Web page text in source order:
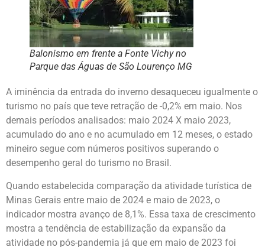
Balonismo em frente a Fonte Vichy no
Parque das Águas de São Lourenço MG
A iminência da entrada do inverno desaqueceu igualmente o
turismo no país que teve retração de -0,2% em maio. Nos
demais períodos analisados: maio 2024 X maio 2023,
acumulado do ano e no acumulado em 12 meses, o estado
mineiro segue com números positivos superando o
desempenho geral do turismo no Brasil.
Quando estabelecida comparação da atividade turística de
Minas Gerais entre maio de 2024 e maio de 2023, o
indicador mostra avanço de 8,1%. Essa taxa de crescimento
mostra a tendência de estabilização da expansão da
atividade no pós-pandemia já que em maio de 2023 foi